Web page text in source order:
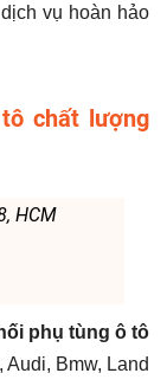
vụ hoàn hảo
chất lượng
HCM
phụ tùng ô tô
Bmw, Land